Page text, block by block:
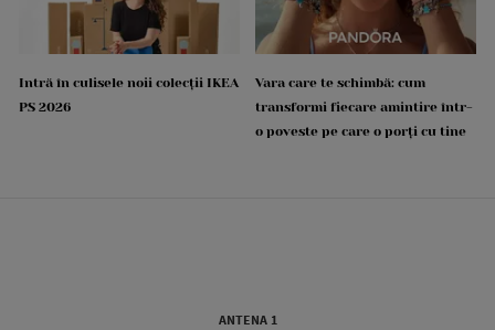
Intră în culisele noii colecții IKEA
PS 2026
Vara care te schimbă: cum
transformi fiecare amintire într-
o poveste pe care o porți cu tine
ANTENA 1